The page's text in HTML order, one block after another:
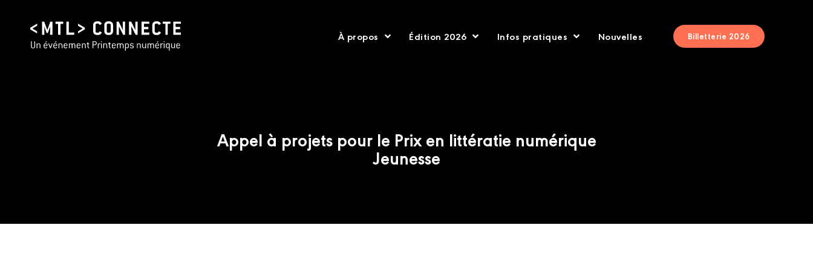
À propos Édition 2026 Infos pratiques Nouvelles Billetterie 2026
Appel à projets pour le Prix en littératie numérique
Jeunesse